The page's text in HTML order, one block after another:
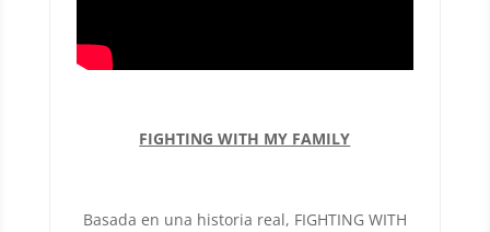
FIGHTING WITH MY FAMILY
Basada en una historia real, FIGHTING WITH